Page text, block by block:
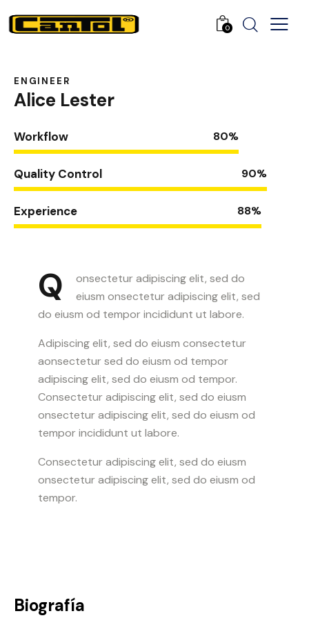
0
ENGINEER
Alice Lester
Workflow 80%
Quality Control 90%
Experience 88%
Q
onsectetur adipiscing elit, sed do
eiusm onsectetur adipiscing elit, sed
do eiusm od tempor incididunt ut labore.
Adipiscing elit, sed do eiusm consectetur
aonsectetur sed do eiusm od tempor
adipiscing elit, sed do eiusm od tempor.
Consectetur adipiscing elit, sed do eiusm
onsectetur adipiscing elit, sed do eiusm od
tempor incididunt ut labore.
Consectetur adipiscing elit, sed do eiusm
onsectetur adipiscing elit, sed do eiusm od
tempor.
Biografía